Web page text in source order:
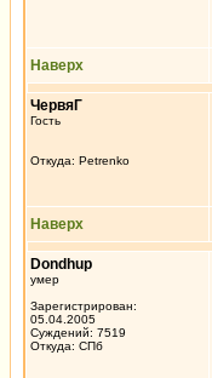
Наверх
ЧервяГ
Гость
Откуда: Petrenko
Наверх
Dondhup
умер
Зарегистрирован:
05.04.2005
Суждений: 7519
Откуда: СПб